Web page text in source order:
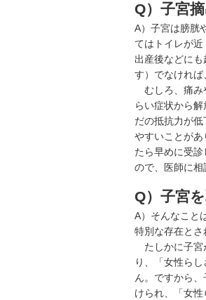
Q）子宮
A）子宮は膀胱
てはトイレが近
出産後などに
す）でなければ
むしろ、痛み
らい症状から
だの抵抗力が
やすいことが
たら早めに受
ので、医師に相
Q）子宮
A）そんなこと
特別な存在とさ
たしかに子宮
り、「女性ら
ん。ですから
けられ、「女性